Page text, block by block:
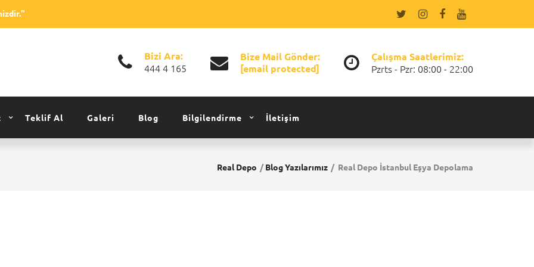
Bizi Ara:
444 4 165
Bize Mail Gönder:
[email protected]
Çalışma Saatlerimiz:
Pzrts - Pzr: 08:00 - 22:00
Teklif Al Galeri Blog Bilgilendirme İletişim
Real Depo Blog Yazılarımız Real Depo İstanbul Eşya Depolama